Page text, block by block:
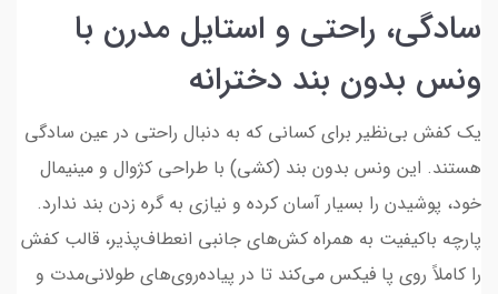
سادگی، راحتی و استایل مدرن با
ونس بدون بند دخترانه
یک کفش بی‌نظیر برای کسانی که به دنبال راحتی در عین سادگی
هستند. این ونس بدون بند (کشی) با طراحی کژوال و مینیمال
خود، پوشیدن را بسیار آسان کرده و نیازی به گره زدن بند ندارد.
پارچه باکیفیت به همراه کش‌های جانبی انعطاف‌پذیر، قالب کفش
را کاملاً روی پا فیکس می‌کند تا در پیاده‌روی‌های طولانی‌مدت و